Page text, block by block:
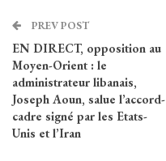
PREV POST
EN DIRECT, opposition au
Moyen-Orient : le
administrateur libanais,
Joseph Aoun, salue l’accord-
cadre signé par les Etats-
Unis et l’Iran